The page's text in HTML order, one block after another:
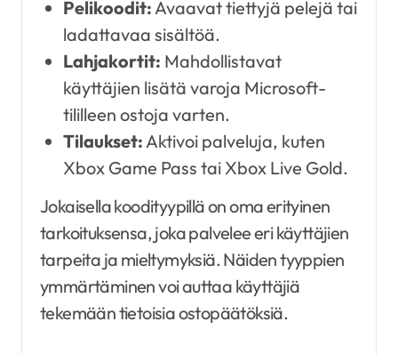
Pelikoodit: Avaavat tiettyjä pelejä tai
ladattavaa sisältöä.
Lahjakortit: Mahdollistavat
käyttäjien lisätä varoja Microsoft-
tililleen ostoja varten.
Tilaukset: Aktivoi palveluja, kuten
Xbox Game Pass tai Xbox Live Gold.
Jokaisella koodityypillä on oma erityinen
tarkoituksensa, joka palvelee eri käyttäjien
tarpeita ja mieltymyksiä. Näiden tyyppien
ymmärtäminen voi auttaa käyttäjiä
tekemään tietoisia ostopäätöksiä.